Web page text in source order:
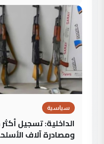
سياسية
ومصادرة آلاف